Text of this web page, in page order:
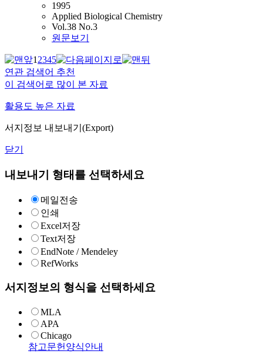
1995
Applied Biological Chemistry
Vol.38 No.3
원문보기
12345
연관 검색어 추천
이 검색어로 많이 본 자료
활용도 높은 자료
서지정보 내보내기(Export)
닫기
내보내기 형태를 선택하세요
메일전송
인쇄
Excel저장
Text저장
EndNote / Mendeley
RefWorks
서지정보의 형식을 선택하세요
MLA
APA
Chicago
참고문헌양식안내